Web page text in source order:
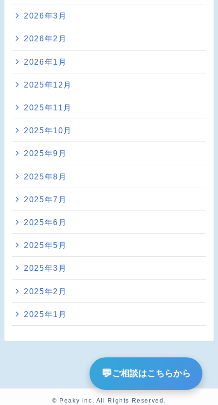
2026年3月
2026年2月
2026年1月
2025年12月
2025年11月
2025年10月
2025年9月
2025年8月
2025年7月
2025年6月
2025年5月
2025年3月
2025年2月
2025年1月
💬ご相談はこちらから
© Peaky inc. All Rights Reserved.